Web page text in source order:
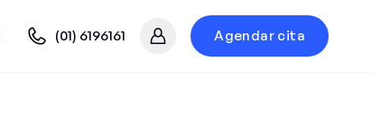
(01) 6196161
Mi cuenta
Agendar cita